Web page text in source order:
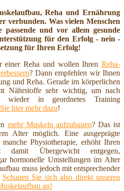
Reha und Ernährung
verbunden. Was vielen Menschen
und vor allem gesunde
für den Erfolg - nein -
für Ihren Erfolg!
einer Reha und wollen Ihren Reha-
? Dann empfehlen wir Ihnen
und Reha. Gerade im körperlichen
Nährstoffe sehr wichtig, um nach
wieder in geordnetes Training
hier mehr dazu!
mehr Muskeln aufzubauen? Das ist
Alter möglich. Eine ausgeprägte
Physiotherapie, erhöht Ihren
Übergewicht entgegen,
hormonelle Umstellungen im Alter
muss jedoch mit entsprechender
Schauen Sie sich also direkt unseren
an!